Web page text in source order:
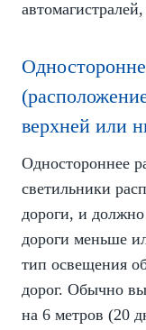
верхней или
Одностороннее
светильники
дороги, и должно
дороги меньше
тип освещения
дорог. Обычно
на 6 метров (20